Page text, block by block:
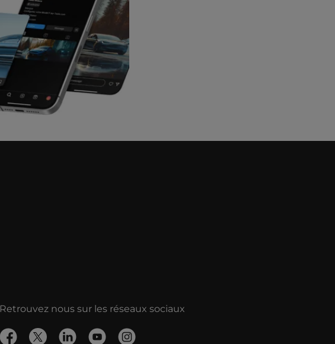
Retrouvez nous sur les réseaux sociaux